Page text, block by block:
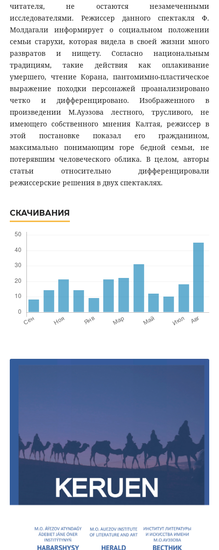
читателя, не остаются незамеченными
исследователями. Режиссер данного спектакля Ф.
Молдагали информирует о социальном положении
семьи старухи, которая видела в своей жизни много
развратов и нищету. Согласно национальным
традициям, такие действия как оплакивание
умершего, чтение Корана, пантомимно-пластическое
выражение походки персонажей проанализировано
четко и дифференцировано. Изображенного в
произведении М.Ауэзова лестного, трусливого, не
имеющего собственного мнения Калтая, режиссер в
этой постановке показал его гражданином,
максимально понимающим горе бедной семьи, не
потерявшим человеческого облика. В целом, авторы
статьи относительно дифференцировали
режиссерские решения в двух спектаклях.
СКАЧИВАНИЯ